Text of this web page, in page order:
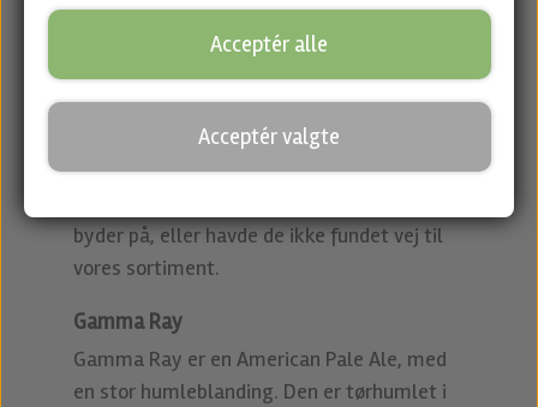
Beavertown øl
Smag på øl fra Beavertown
Øl fra Beavertown er kendetegnet ved de
farvestrålende dåser med flotte artworks
byder på, eller havde de ikke fundet vej til
vores sortiment.
Gamma Ray
Gamma Ray er en American Pale Ale, med
en stor humleblanding. Den er tørhumlet i
Acceptér alle
Acceptér valgte